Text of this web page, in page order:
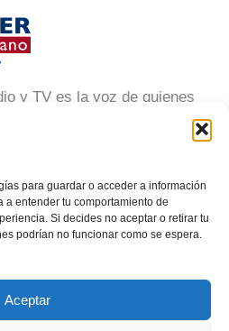
para guardar o acceder a información
a entender tu comportamiento de
Si decides no aceptar o retirar tu
podrían no funcionar como se espera.
Aceptar
y TV es la voz de quienes
y participativo.
conectar con la
través de noticias claras,
todos.